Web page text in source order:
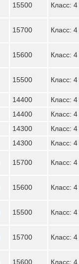
15500 Класс: 4
15700 Класс: 4
15600 Класс: 4
15500 Класс: 4
14400
Класс: 4
14400
Класс: 4
14300
Класс: 4
14300 Класс: 4
15700 Класс: 4
15600 Класс: 4
15500 Класс: 4
15700 Класс: 4
15600 Класс: 4